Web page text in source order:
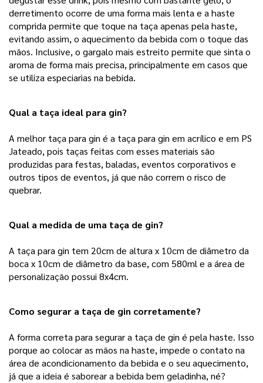
derretimento ocorre de uma forma mais lenta e a haste
comprida permite que toque na taça apenas pela haste,
evitando assim, o aquecimento da bebida com o toque das
mãos. Inclusive, o gargalo mais estreito permite que sinta o
aroma de forma mais precisa, principalmente em casos que
se utiliza especiarias na bebida.
Qual a taça ideal para gin?
A melhor taça para gin é a taça para gin em acrílico e em PS
Jateado, pois taças feitas com esses materiais são
produzidas para festas, baladas, eventos corporativos e
outros tipos de eventos, já que não correm o risco de
quebrar.
Qual a medida de uma taça de gin?
A taça para gin tem 20cm de altura x 10cm de diâmetro da
boca x 10cm de diâmetro da base, com 580ml e a área de
personalização possui 8x4cm.
Como segurar a taça de gin corretamente?
A forma correta para segurar a taça de gin é pela haste. Isso
porque ao colocar as mãos na haste, impede o contato na
área de acondicionamento da bebida e o seu aquecimento,
já que a ideia é saborear a bebida bem geladinha, né?